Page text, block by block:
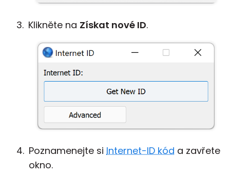
Klikněte na Získat nové ID.
Poznamenejte si Internet-ID kód a zavřete
okno.